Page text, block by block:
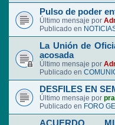
Pulso de poder
Último mensaje por
Publicado en
La Unión de
acosada
Último mensaje por
Publicado en
DESFILES EN
Último mensaje por
Publicado en FORO